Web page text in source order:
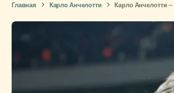
Главная Карло Анчелотти Карло Анчелотти